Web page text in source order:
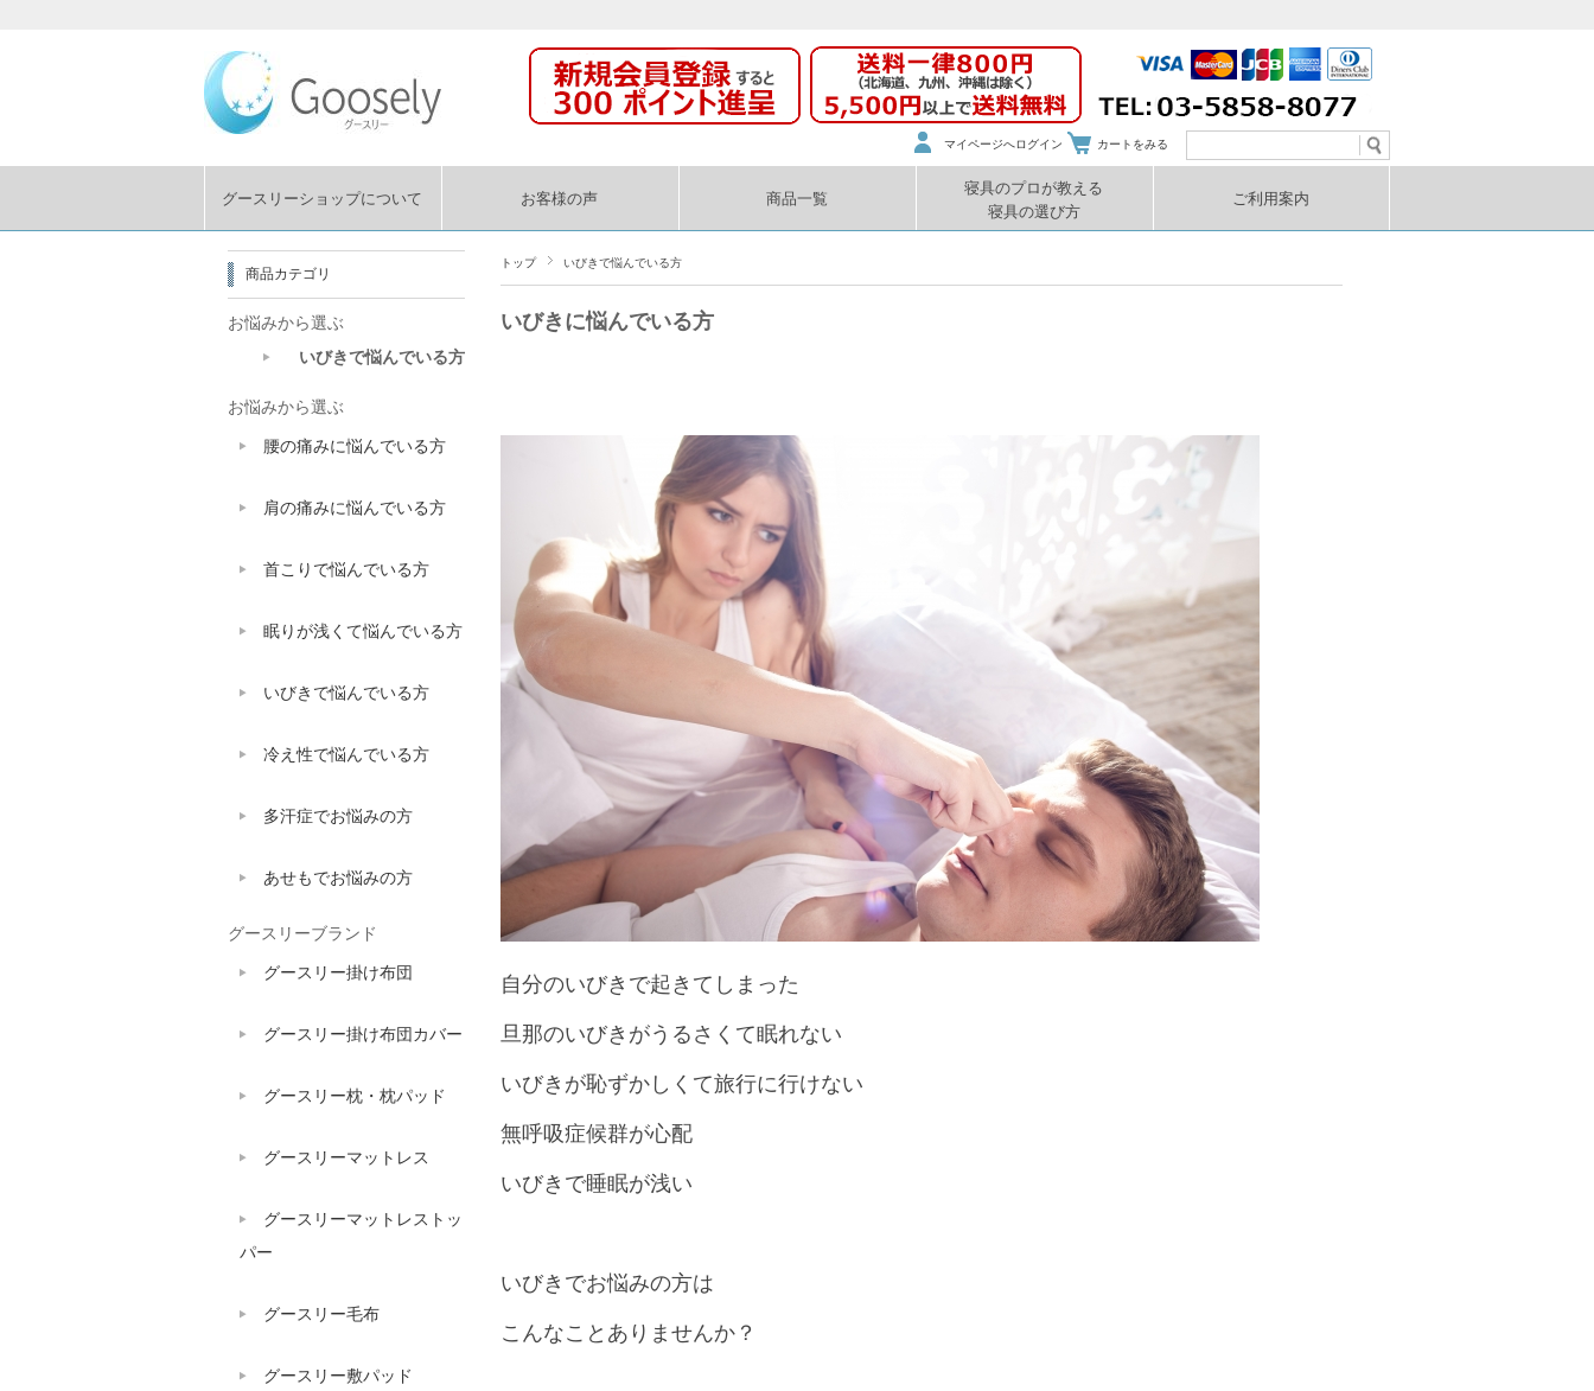
マイページへログイン カートをみる
グースリーショップについて お客様の声 商品一覧
寝具のプロが教える
寝具の選び方
ご利用案内
トップ いびきで悩んでいる方
いびきに悩んでいる方
自分のいびきで起きてしまった
旦那のいびきがうるさくて眠れない
いびきが恥ずかしくて旅行に行けない
無呼吸症候群が心配
いびきで睡眠が浅い
いびきでお悩みの方は
こんなことありませんか？
商品カテゴリ
お悩みから選ぶ
いびきで悩んでいる方
お悩みから選ぶ
腰の痛みに悩んでいる方
肩の痛みに悩んでいる方
首こりで悩んでいる方
眠りが浅くて悩んでいる方
いびきで悩んでいる方
冷え性で悩んでいる方
多汗症でお悩みの方
あせもでお悩みの方
グースリーブランド
グースリー掛け布団
グースリー掛け布団カバー
グースリー枕・枕パッド
グースリーマットレス
グースリーマットレストッ
パー
グースリー毛布
グースリー敷パッド